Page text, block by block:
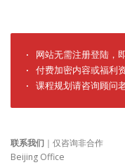
· 网站无需注册登陆，
· 付费加密内容或福利
· 课程规划请咨询顾问
联系我们 ｜仅咨询非合作
Beijing Office